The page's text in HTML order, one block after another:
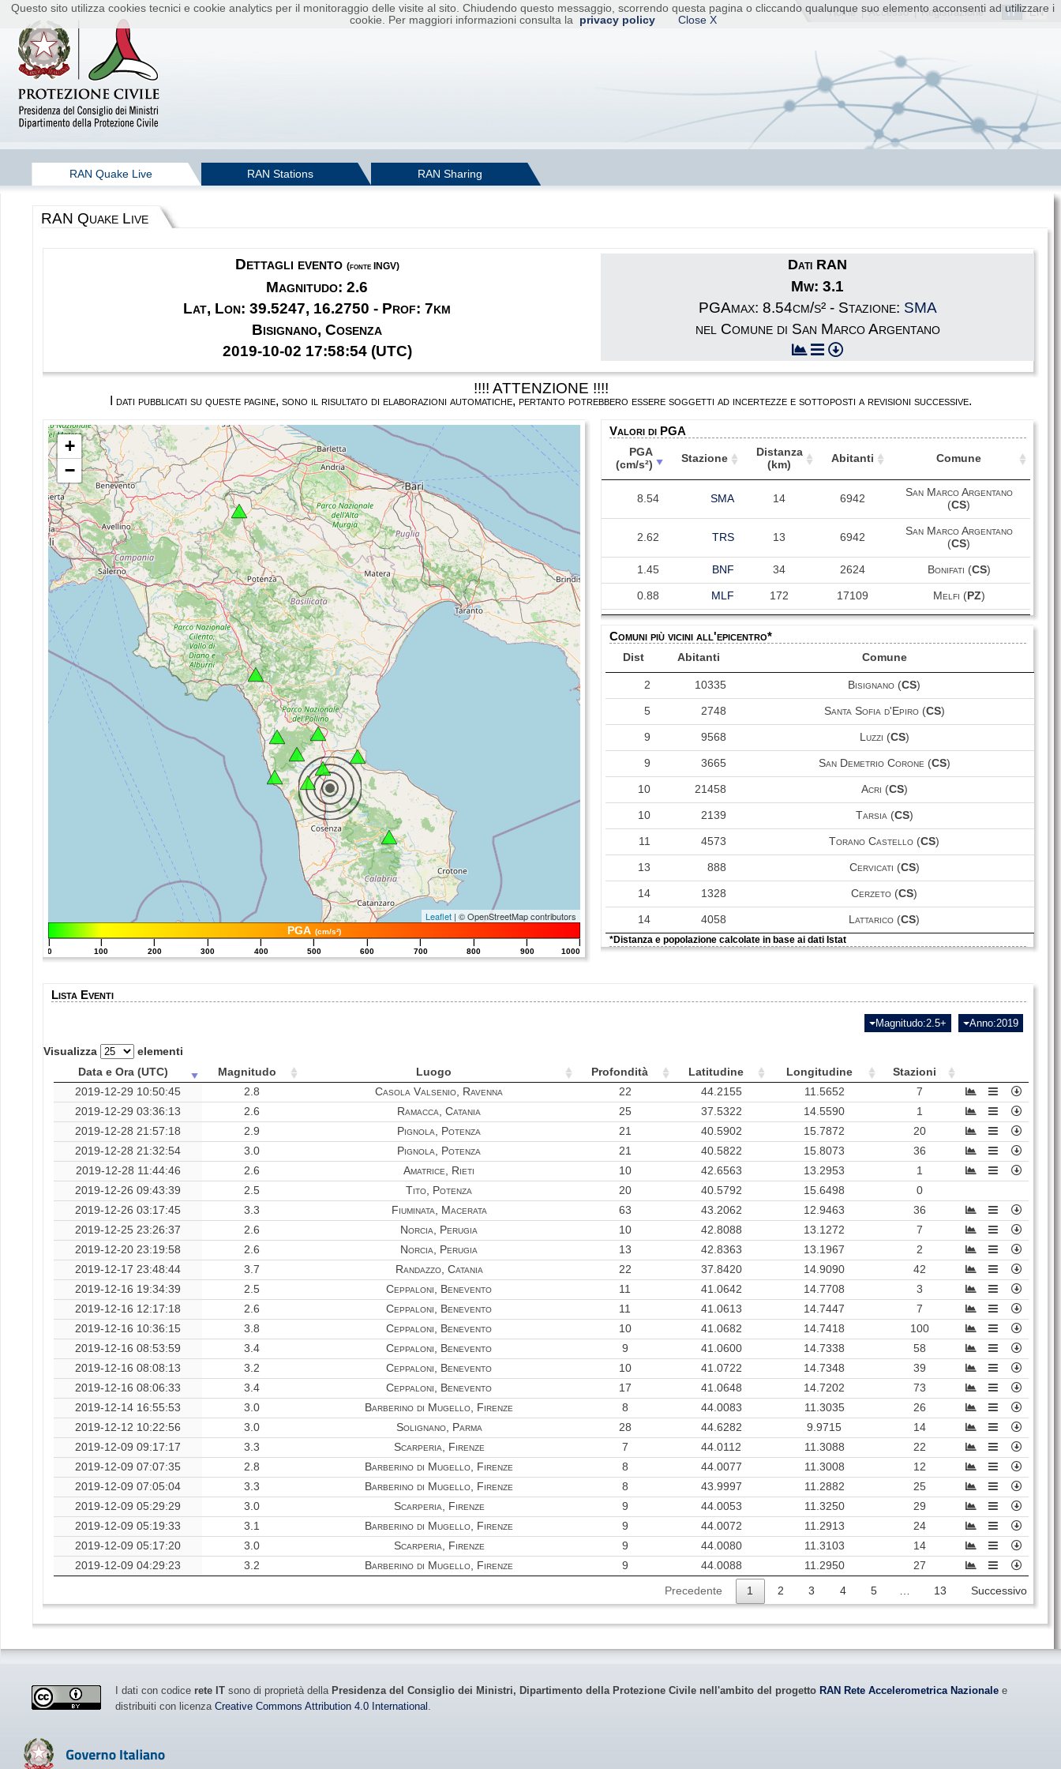
IT EN
Home |Accesso| Registrazione
Questo sito utilizza cookies tecnici e cookie analytics per il monitoraggio delle visite al sito. Chiudendo questo messaggio, scorrendo questa pagina o cliccando qualunque suo elemento acconsenti ad utilizzare i
cookie. Per maggiori informazioni consulta la
privacy policy Close X
RAN Quake Live RAN Stations RAN Sharing
RAN Quake Live
Dettagli evento (fonte INGV)
Magnitudo: 2.6
Lat, Lon: 39.5247, 16.2750 - Prof: 7km
Bisignano, Cosenza
2019-10-02 17:58:54 (UTC)
Dati RAN
Mw: 3.1
PGAmax: 8.54cm/s² - Stazione: SMA
nel Comune di San Marco Argentano
!!!! ATTENZIONE !!!!
I dati pubblicati su queste pagine, sono il risultato di elaborazioni automatiche, pertanto potrebbero essere soggetti ad incertezze e sottoposti a revisioni successive.
+
−
Leaflet | © OpenStreetMap contributors
PGA (cm/s²)
|
0
|
100
|
200
|
300
|
400
|
500
|
600
|
700
|
800
|
900
|
1000
Valori di PGA
PGA
(cm/s²)
Stazione
Distanza
(km)
Abitanti Comune
(cm/s²)
(km)
Comune
8.54
SMA 14 6942
San Marco Argentano
(CS)
2.62 TRS 13 6942
San Marco Argentano
(CS)
1.45 BNF 34 2624 Bonifati (CS)
0.88 MLF 172 17109 Melfi (PZ)
0.54 ORS 44 1140 Orsomarso (CS)
0.51 LGN 81 5138 Lagonegro (PZ)
0.38 CVL 33 20932 Castrovillari (CS)
0.30 SBR 25 74173 Corigliano-Rossano (CS)
0.05 SGV 16106
San Giovanni in Fiore
(
Comuni più vicini all'epicentro*
Dist Abitanti Comune
2 10335 Bisignano (CS)
5 2748 Santa Sofia d'Epiro (CS)
9 9568 Luzzi (CS)
9 3665 San Demetrio Corone (CS)
10 21458 Acri (CS)
10 2139 Tarsia (CS)
11 4573 Torano Castello (CS)
13 888 Cervicati (CS)
14 1328 Cerzeto (CS)
14 4058 Lattarico (CS)
*Distanza e popolazione calcolate in base ai dati Istat
Lista Eventi
Magnitudo:2.5+ Anno:2019
Visualizza
elementi
Data e Ora (UTC)
Magnitudo Luogo Profondità Latitudine Longitudine
Stazioni
2019-12-29 10:50:45
2.8 Casola Valsenio, Ravenna 22 44.2155 11.5652
7
2019-12-29 03:36:13
2.6 Ramacca, Catania 25 37.5322 14.5590
1
2019-12-28 21:57:18
2.9 Pignola, Potenza 21 40.5902 15.7872
20
2019-12-28 21:32:54
3.0 Pignola, Potenza 21 40.5822 15.8073
36
2019-12-28 11:44:46
2.6 Amatrice, Rieti 10 42.6563 13.2953
1
2019-12-26 09:43:39
2.5 Tito, Potenza 20 40.5792 15.6498
0
2019-12-26 03:17:45
3.3 Fiuminata, Macerata 63 43.2062 12.9463
36
2019-12-25 23:26:37
2.6 Norcia, Perugia 10 42.8088 13.1272
7
2019-12-20 23:19:58
2.6 Norcia, Perugia 13 42.8363 13.1967
2
2019-12-17 23:48:44
3.7 Randazzo, Catania 22 37.8420 14.9090
42
2019-12-16 19:34:39
2.5 Ceppaloni, Benevento 11 41.0642 14.7708
3
2019-12-16 12:17:18
2.6 Ceppaloni, Benevento 11 41.0613 14.7447
7
2019-12-16 10:36:15
3.8 Ceppaloni, Benevento 10 41.0682 14.7418
100
2019-12-16 08:53:59
3.4 Ceppaloni, Benevento 9 41.0600 14.7338
58
2019-12-16 08:08:13
3.2 Ceppaloni, Benevento 10 41.0722 14.7348
39
2019-12-16 08:06:33
3.4 Ceppaloni, Benevento 17 41.0648 14.7202
73
2019-12-14 16:55:53
3.0 Barberino di Mugello, Firenze 8 44.0083 11.3035
26
2019-12-12 10:22:56
3.0 Solignano, Parma 28 44.6282 9.9715
14
2019-12-09 09:17:17
3.3 Scarperia, Firenze 7 44.0112 11.3088
22
2019-12-09 07:07:35
2.8 Barberino di Mugello, Firenze 8 44.0077 11.3008
12
2019-12-09 07:05:04
3.3 Barberino di Mugello, Firenze 8 43.9997 11.2882
25
2019-12-09 05:29:29
3.0 Scarperia, Firenze 9 44.0053 11.3250
29
2019-12-09 05:19:33
3.1 Barberino di Mugello, Firenze 9 44.0072 11.2913
24
2019-12-09 05:17:20
3.0 Scarperia, Firenze 9 44.0080 11.3103
14
2019-12-09 04:29:23
3.2 Barberino di Mugello, Firenze 9 44.0088 11.2950 27
Precedente 1 2 3 4 5 13 Successivo
I dati con codice rete IT sono di proprietà della Presidenza del Consiglio dei Ministri, Dipartimento della Protezione Civile nell'ambito del progetto RAN Rete Accelerometrica Nazionale e
distribuiti con licenza Creative Commons Attribution 4.0 International .